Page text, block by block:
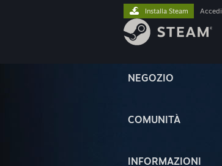
NEGOZIO
COMUNITÀ
INFORMAZIONI
Installa Steam Accedi